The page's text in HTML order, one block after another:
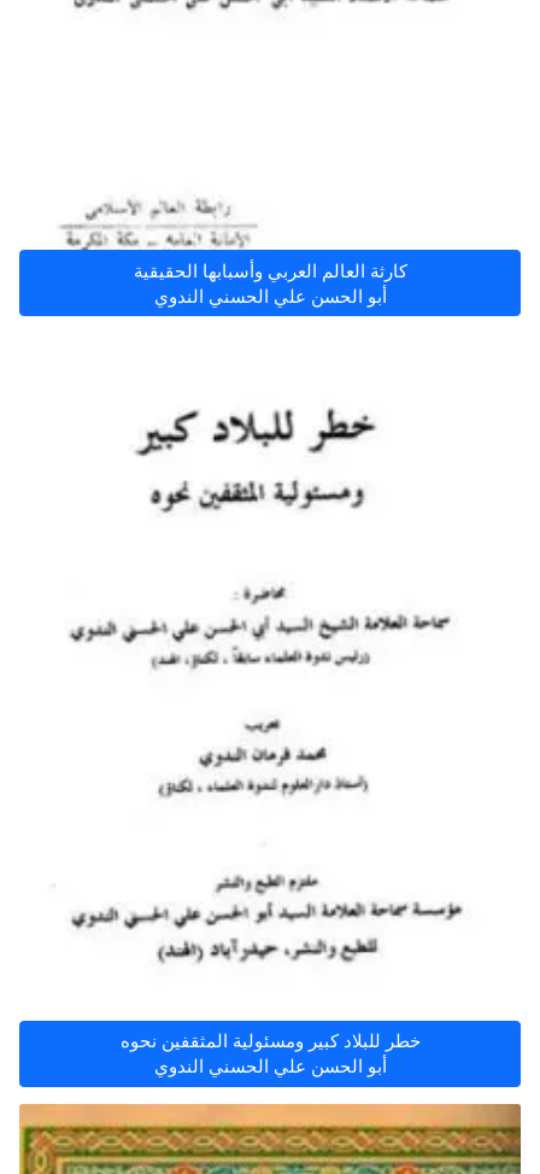
كارثة العالم العربي وأسبابها الحقيقية
أبو الحسن علي الحسني الندوي
خطر للبلاد كبير ومسئولية المثقفين نحوه
أبو الحسن علي الحسني الندوي